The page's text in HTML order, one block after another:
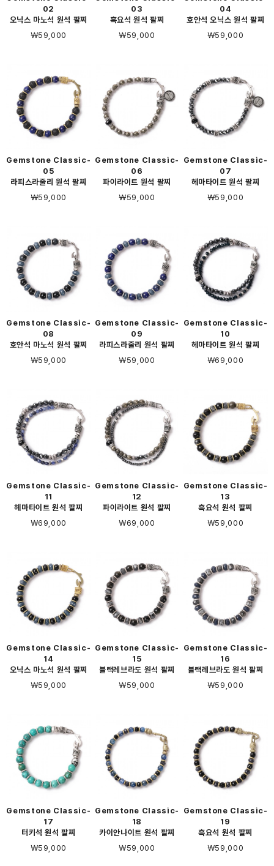
02
오닉스 마노석 원석 팔찌
￦59,000
03
흑요석 원석 팔찌
￦59,000
04
호안석 오닉스 원석 팔찌
￦59,000
Gemstone Classic-
05
라피스라줄리 원석 팔찌
￦59,000
Gemstone Classic-
06
파이라이트 원석 팔찌
￦59,000
Gemstone Classic-
07
헤마타이트 원석 팔찌
￦59,000
Gemstone Classic-
08
호안석 마노석 원석 팔찌
￦59,000
Gemstone Classic-
09
라피스라줄리 원석 팔찌
￦59,000
Gemstone Classic-
10
헤마타이트 원석 팔찌
￦69,000
Gemstone Classic-
11
헤마타이트 원석 팔찌
￦69,000
Gemstone Classic-
12
파이라이트 원석 팔찌
￦69,000
Gemstone Classic-
13
흑요석 원석 팔찌
￦59,000
Gemstone Classic-
14
오닉스 마노석 원석 팔찌
￦59,000
Gemstone Classic-
15
블랙레브라도 원석 팔찌
￦59,000
Gemstone Classic-
16
블랙레브라도 원석 팔찌
￦59,000
Gemstone Classic-
17
터키석 원석 팔찌
￦59,000
Gemstone Classic-
18
카이안나이트 원석 팔찌
￦59,000
Gemstone Classic-
19
흑요석 원석 팔찌
￦59,000